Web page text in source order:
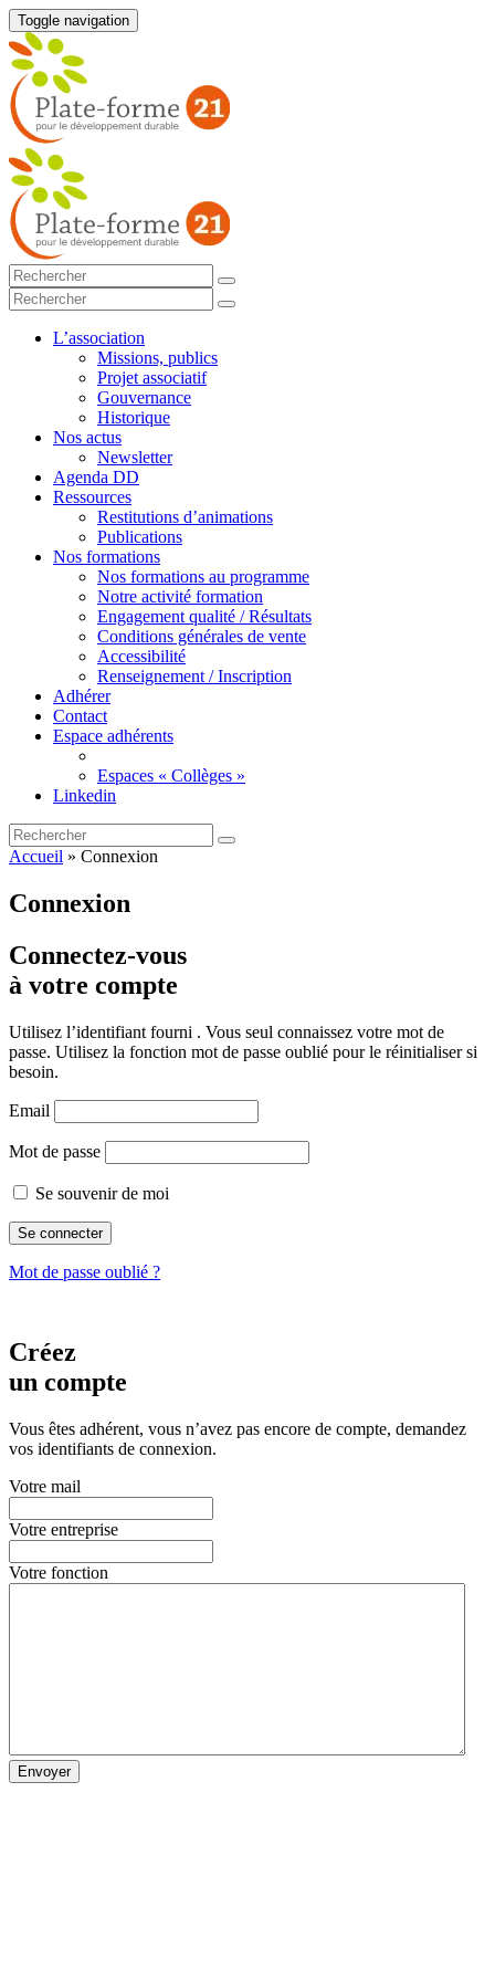
Toggle navigation
L’association
Missions, publics
Projet associatif
Gouvernance
Historique
Nos actus
Newsletter
Agenda DD
Ressources
Restitutions d’animations
Publications
Nos formations
Nos formations au programme
Notre activité formation
Engagement qualité / Résultats
Conditions générales de vente
Accessibilité
Renseignement / Inscription
Adhérer
Contact
Espace adhérents
Espaces « Collèges »
Linkedin
Accueil » Connexion
Connexion
Connectez-vous
à votre compte
Utilisez l’identifiant fourni . Vous seul connaissez votre mot de
passe. Utilisez la fonction mot de passe oublié pour le réinitialiser si
besoin.
Email
Mot de passe
Se souvenir de moi
Mot de passe oublié ?
Créez
un compte
Vous êtes adhérent, vous n’avez pas encore de compte, demandez
vos identifiants de connexion.
Votre mail
Votre entreprise
Votre fonction